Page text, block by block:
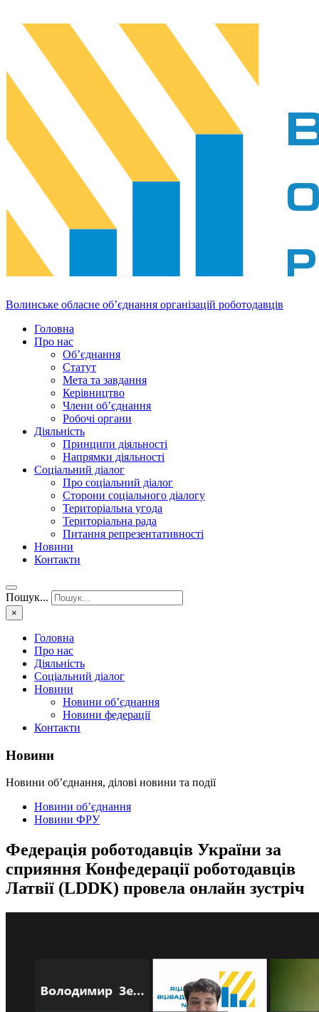
Волинське обласне об’єднання організацій роботодавців
Головна
Про нас
Об’єднання
Статут
Мета та завдання
Керівництво
Члени об’єднання
Робочі органи
Діяльність
Принципи діяльності
Напрямки діяльності
Соціальний діалог
Про соціальний діалог
Сторони соціального діалогу
Територіальна угода
Територіальна рада
Питання репрезентативності
Новини
Контакти
Пошук...
×
Головна
Про нас
Діяльність
Соціальний діалог
Новини
Новини об’єднання
Новини федерації
Контакти
Новини
Новини об’єднання, ділові новини та події
Новини об’єднання
Новини ФРУ
Федерація роботодавців України за
сприяння Конфедерації роботодавців
Латвії (LDDK) провела онлайн зустріч